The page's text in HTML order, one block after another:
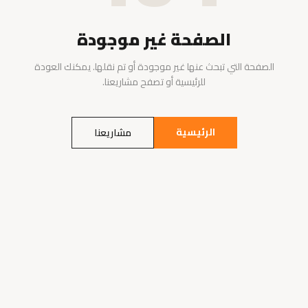
الصفحة غير موجودة
الصفحة التي تبحث عنها غير موجودة أو تم نقلها. يمكنك العودة
للرئيسية أو تصفح مشاريعنا.
الرئيسية مشاريعنا